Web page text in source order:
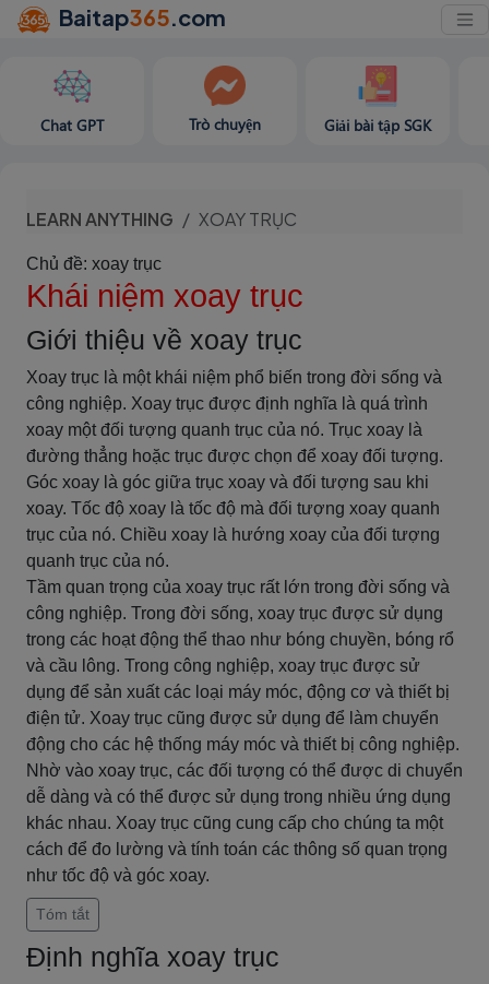
Baitap365.com
Chat GPT Trò chuyện Giải bài tập SGK
LEARN ANYTHING XOAY TRỤC
Chủ đề: xoay trục
Khái niệm xoay trục
Giới thiệu về xoay trục
Xoay trục là một khái niệm phổ biến trong đời sống và
công nghiệp. Xoay trục được định nghĩa là quá trình
xoay một đối tượng quanh trục của nó. Trục xoay là
đường thẳng hoặc trục được chọn để xoay đối tượng.
Góc xoay là góc giữa trục xoay và đối tượng sau khi
xoay. Tốc độ xoay là tốc độ mà đối tượng xoay quanh
trục của nó. Chiều xoay là hướng xoay của đối tượng
quanh trục của nó.
Tầm quan trọng của xoay trục rất lớn trong đời sống và
công nghiệp. Trong đời sống, xoay trục được sử dụng
trong các hoạt động thể thao như bóng chuyền, bóng rổ
và cầu lông. Trong công nghiệp, xoay trục được sử
dụng để sản xuất các loại máy móc, động cơ và thiết bị
điện tử. Xoay trục cũng được sử dụng để làm chuyển
động cho các hệ thống máy móc và thiết bị công nghiệp.
Nhờ vào xoay trục, các đối tượng có thể được di chuyển
dễ dàng và có thể được sử dụng trong nhiều ứng dụng
khác nhau. Xoay trục cũng cung cấp cho chúng ta một
cách để đo lường và tính toán các thông số quan trọng
như tốc độ và góc xoay.
Tóm tắt
Định nghĩa xoay trục